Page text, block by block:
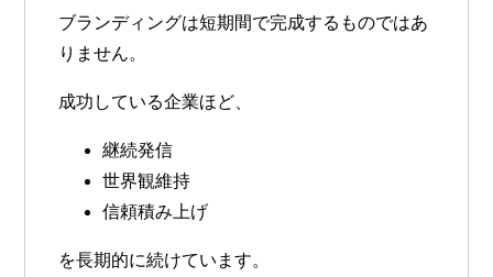
ブランディングは短期間で完成するものではあ
りません。
成功している企業ほど、
継続発信
世界観維持
信頼積み上げ
を長期的に続けています。